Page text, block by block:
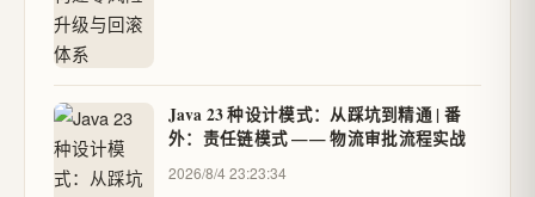
Java 23 种设计模式：从踩坑到精通 | 番
外：责任链模式 —— 物流审批流程实战
2026/8/4 23:23:34